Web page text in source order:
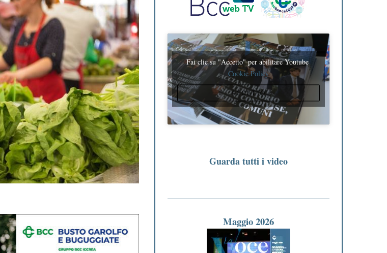
Fai clic su "Accetto" per abilitare Youtube
Cookie Policy
ACCETTO
Guarda tutti i video
Maggio 2026